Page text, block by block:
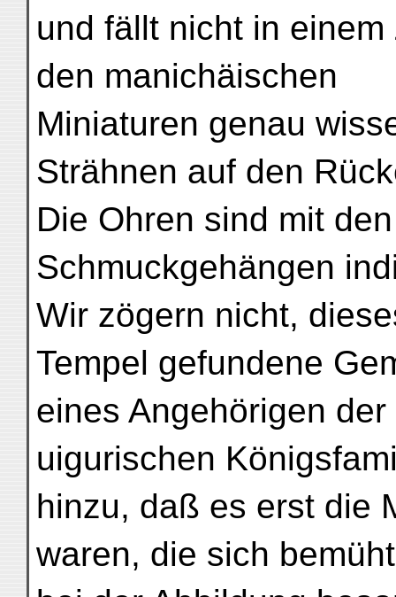
und fällt nicht in
den manichäischen
Miniaturen genau
Strähnen auf den
Die Ohren sind mit
Schmuckgehängen
Wir zögern nicht,
Tempel gefundene
eines Angehörigen der
uigurischen
hinzu, daß es erst die
waren, die sich